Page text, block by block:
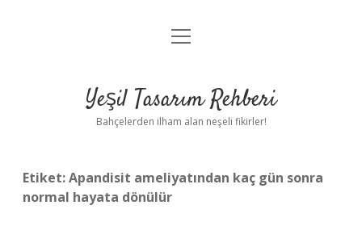
Anasayfa
Yasal Uyarı
menüyü
Yeşil Tasarım Rehberi
Bahçelerden ilham alan neşeli fikirler!
Etiket:Apandisit ameliyatından kaç gün sonra
normal hayata dönülür